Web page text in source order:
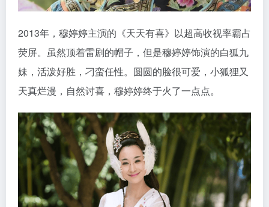
2013年，穆婷婷主演的《天天有喜》以超高收视率霸占
荧屏。虽然顶着雷剧的帽子，但是穆婷婷饰演的白狐九
妹，活泼好胜，刁蛮任性。圆圆的脸很可爱，小狐狸又
天真烂漫，自然讨喜，穆婷婷终于火了一点点。